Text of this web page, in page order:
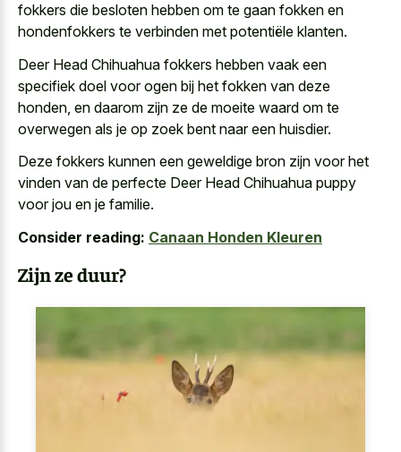
fokkers die besloten hebben om te gaan fokken en
hondenfokkers te verbinden met potentiële klanten.
Deer Head Chihuahua fokkers hebben vaak een
specifiek doel voor ogen bij het fokken van deze
honden, en daarom zijn ze de moeite waard om te
overwegen als je op zoek bent naar een huisdier.
Deze fokkers kunnen een geweldige bron zijn voor het
vinden van de perfecte Deer Head Chihuahua puppy
voor jou en je familie.
Consider reading: Canaan Honden Kleuren
Zijn ze duur?